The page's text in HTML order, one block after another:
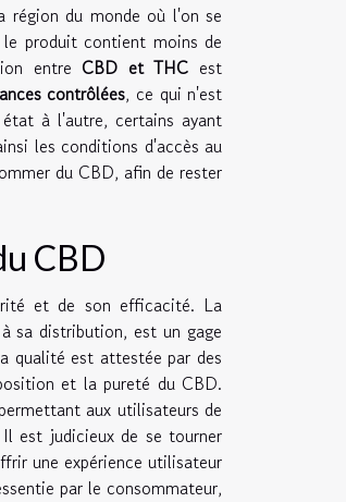
région du monde où l'on se
produit contient moins de
entre CBD et THC est
contrôlées, ce qui n'est
à l'autre, certains ayant
les conditions d'accès au
du CBD, afin de rester
CBD
et de son efficacité. La
sa distribution, est un gage
qualité est attestée par des
et la pureté du CBD.
aux utilisateurs de
est judicieux de se tourner
une expérience utilisateur
par le consommateur,